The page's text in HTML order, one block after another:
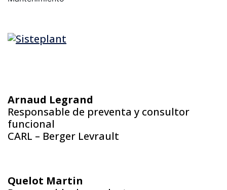
Arnaud Legrand
Responsable de preventa y consultor
funcional
CARL – Berger Levrault
Quelot Martin